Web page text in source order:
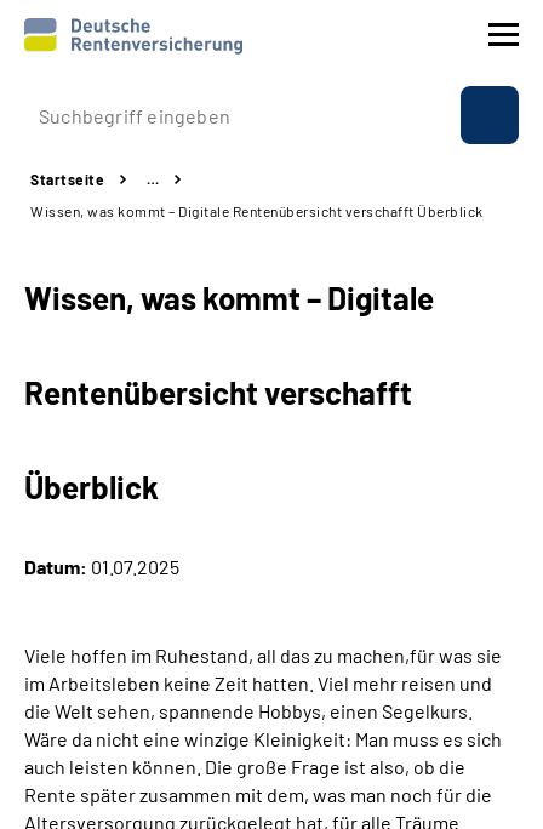
Prävention
Reha
Experten
Über uns & Presse
Language
Inhalte in Gebärdensprache (DGS)
Leichte Sprache
Startseite
…
Wissen, was kommt – Digitale Rentenübersicht verschafft Überblick
Wissen, was kommt – Digitale
Rentenübersicht verschafft
Überblick
Datum: 01.07.2025
Viele hoffen im Ruhestand, all das zu machen,für was sie
im Arbeitsleben keine Zeit hatten. Viel mehr reisen und
die Welt sehen, spannende Hobbys, einen Segelkurs.
Wäre da nicht eine winzige Kleinigkeit: Man muss es sich
auch leisten können. Die große Frage ist also, ob die
Rente später zusammen mit dem, was man noch für die
Altersversorgung zurückgelegt hat, für alle Träume